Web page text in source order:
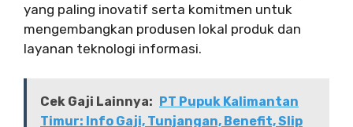
yang paling inovatif serta komitmen untuk
mengembangkan produsen lokal produk dan
layanan teknologi informasi.
Cek Gaji Lainnya:
PT Pupuk Kalimantan
Timur: Info Gaji, Tunjangan, Benefit, Slip